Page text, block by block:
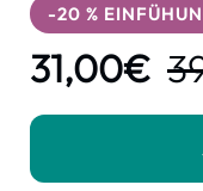
-20 %
31,00€ 3